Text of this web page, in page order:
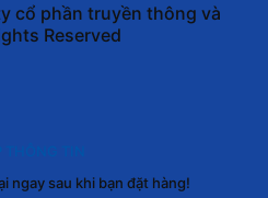
cổ phần truyền thông và
Reserved
ngay sau khi bạn đặt hàng!